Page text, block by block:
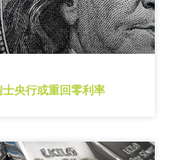
央行或重回零利率